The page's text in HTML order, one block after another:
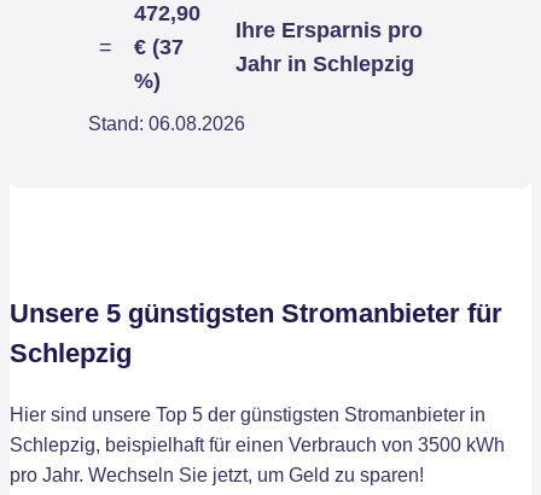
=
472,90
€ (37
%)
Ihre Ersparnis pro
Jahr in Schlepzig
Stand: 06.08.2026
Unsere 5 günstigsten Stromanbieter für
Schlepzig
Hier sind unsere Top 5 der günstigsten Stromanbieter in
Schlepzig, beispielhaft für einen Verbrauch von 3500 kWh
pro Jahr. Wechseln Sie jetzt, um Geld zu sparen!